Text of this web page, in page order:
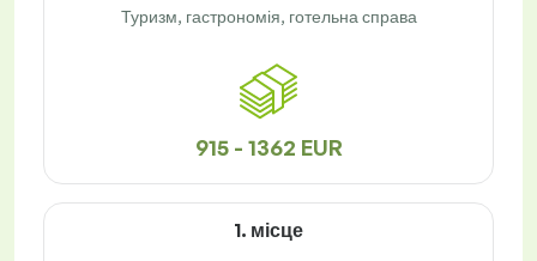
Туризм, гастрономія, готельна справа
915 - 1362 EUR
1. місце